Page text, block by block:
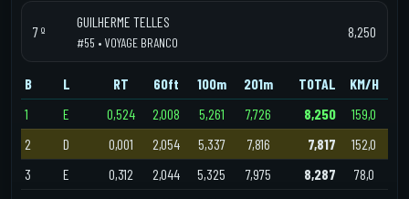
7 º
GUILHERME TELLES
#55 • VOYAGE BRANCO
8,250
B L RT 60ft 100m 201m TOTAL
KM/H
1
E 0,524 2,008 5,261 7,726 8,250
159,0
2
D 0,001 2,054 5,337 7,816 7,817
152,0
3
E 0,312 2,044 5,325 7,975 8,287
78,0